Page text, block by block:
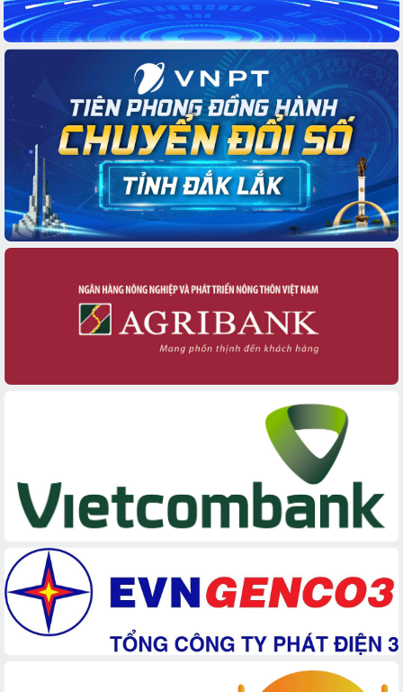
Phó Thủ tướng Hồ Quốc Dũng đánh giá cao kết
quả Chiến dịch Quang Trung tại Đắk Lắk
Hội nghị Ban Chấp hành Đảng bộ tỉnh Đắk Lắk lần
Tập trung giải phóng mặt bằng, đẩy nhanh tiến độ
Tuyến đường bộ ven biển
Gỡ khó, khởi công xây dựng, sửa chữa toàn bộ
nhà ở cho hộ dân đúng tiến độ đề ra
UBND tỉnh Đắk Lắk tổng kết công tác quốc phòng,
quân sự địa phương năm 2025
Tập trung triển khai quyết liệt, đồng bộ các giải
pháp nhằm thực hiện hiệu quả các nhiệm vụ đề ra
năm 2025
chống tảo hôn và hôn nhân cận huyết thống
Nông sản Tây Nguyên thu hút doanh nghiệp nước
Đắk Lắk định vị thương hiệu du lịch “Biển – Rừng
Công bố quyết định của Ban Thường vụ Tỉnh ủy về
công tác cán bộ.
Thủ tướng Phạm Minh Chính: Khẩn trương tái thiết
cuộc sống người dân sau thiên tai
Tập trung nâng cao chất lượng, tổ chức sản xuất
sầu riêng theo hướng bền vững
Đẩy nhanh công tác khắc phục, ổn định đời sống
Nhân dân sau bão số 13
Bí thư Tỉnh ủy Lương Nguyễn Minh Triết dự Ngày